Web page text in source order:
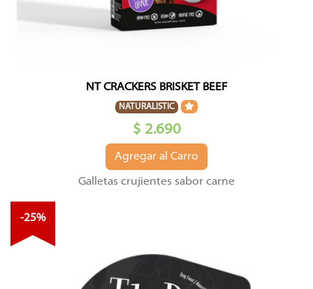
NT CRACKERS BRISKET BEEF
NATURALISTIC
$ 2.690
Agregar al Carro
Galletas crujientes sabor carne
-25%